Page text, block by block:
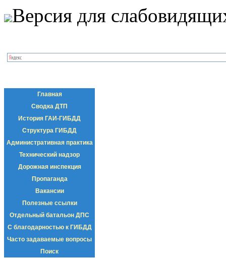
Версия для
Главная
Сводка ДТП
История ГАИ-ГИБДД
Структура ГИБДД
Административная практика
Технический надзор
Дорожная инспекция
Пропаганда
Вакансии
Полезные ссылки
Отдельный батальон ДПС
С благодарностью к ГИБДД
Часто задаваемые вопросы
Поиск